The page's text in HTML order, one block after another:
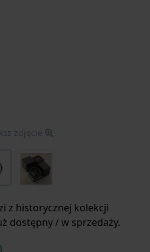
zdjęcie
z historycznej kolekcji
dostępny / w sprzedaży.